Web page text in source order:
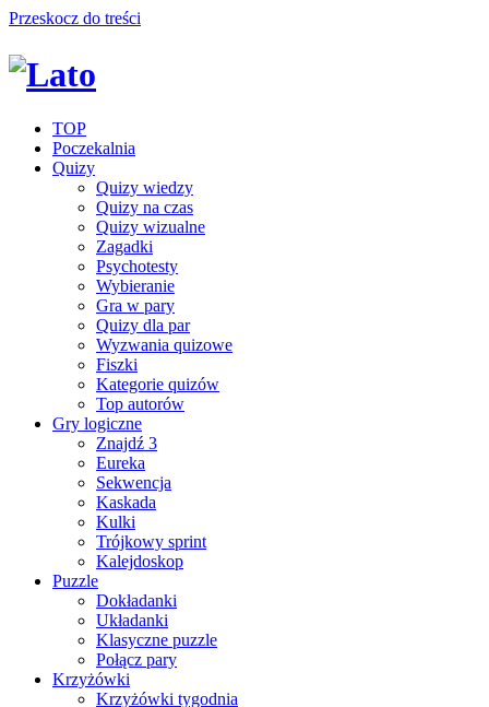
Przeskocz do treści
TOP
Poczekalnia
Quizy
Quizy wiedzy
Quizy na czas
Quizy wizualne
Zagadki
Psychotesty
Wybieranie
Gra w pary
Quizy dla par
Wyzwania quizowe
Fiszki
Kategorie quizów
Top autorów
Gry logiczne
Znajdź 3
Eureka
Sekwencja
Kaskada
Kulki
Trójkowy sprint
Kalejdoskop
Puzzle
Dokładanki
Układanki
Klasyczne puzzle
Połącz pary
Krzyżówki
Krzyżówki tygodnia